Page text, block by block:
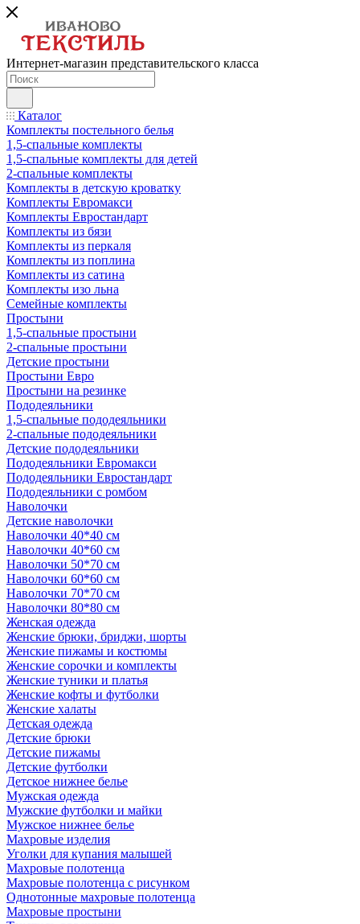
Интернет-магазин представительского класса
Каталог
Комплекты постельного белья
1,5-спальные комплекты
1,5-спальные комплекты для детей
2-спальные комплекты
Комплекты в детскую кроватку
Комплекты Евромакси
Комплекты Евростандарт
Комплекты из бязи
Комплекты из перкаля
Комплекты из поплина
Комплекты из сатина
Комплекты изо льна
Семейные комплекты
Простыни
1,5-спальные простыни
2-спальные простыни
Детские простыни
Простыни Евро
Простыни на резинке
Пододеяльники
1,5-спальные пододеяльники
2-спальные пододеяльники
Детские пододеяльники
Пододеяльники Евромакси
Пододеяльники Евростандарт
Пододеяльники с ромбом
Наволочки
Детские наволочки
Наволочки 40*40 см
Наволочки 40*60 см
Наволочки 50*70 см
Наволочки 60*60 см
Наволочки 70*70 см
Наволочки 80*80 см
Женская одежда
Женские брюки, бриджи, шорты
Женские пижамы и костюмы
Женские сорочки и комплекты
Женские туники и платья
Женские кофты и футболки
Женские халаты
Детская одежда
Детские брюки
Детские пижамы
Детские футболки
Детское нижнее белье
Мужская одежда
Мужские футболки и майки
Мужское нижнее белье
Махровые изделия
Уголки для купания малышей
Махровые полотенца
Махровые полотенца с рисунком
Однотонные махровые полотенца
Махровые простыни